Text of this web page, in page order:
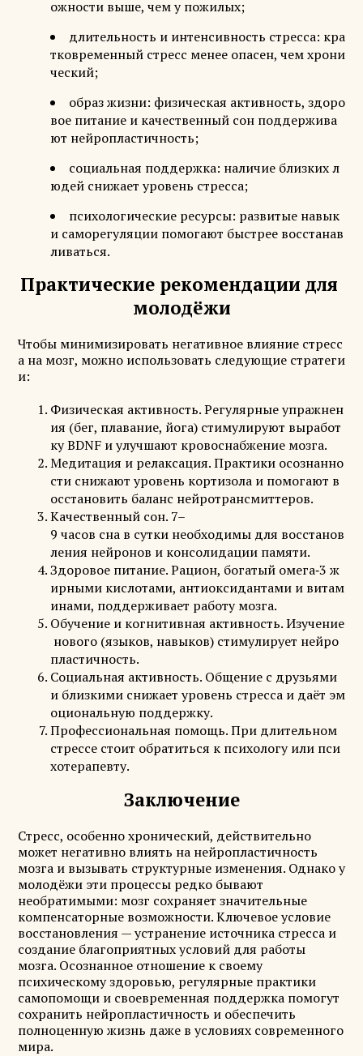
ожности выше, чем у пожилых;
длительность и интенсивность стресса: кра
тковременный стресс менее опасен, чем хрони
ческий;
образ жизни: физическая активность, здоро
вое питание и качественный сон поддержива
ют нейропластичность;
социальная поддержка: наличие близких л
юдей снижает уровень стресса;
психологические ресурсы: развитые навык
и саморегуляции помогают быстрее восстанав
ливаться.
Практические рекомендации для
молодёжи
Чтобы минимизировать негативное влияние стресс
а на мозг, можно использовать следующие стратеги
и:
Физическая активность. Регулярные упражнен
ия (бег, плавание, йога) стимулируют выработ
ку BDNF и улучшают кровоснабжение мозга.
Медитация и релаксация. Практики осознанно
сти снижают уровень кортизола и помогают в
осстановить баланс нейротрансмиттеров.
Качественный сон. 7–
9 часов сна в сутки необходимы для восстанов
ления нейронов и консолидации памяти.
Здоровое питание. Рацион, богатый омега‑3 ж
ирными кислотами, антиоксидантами и витам
инами, поддерживает работу мозга.
Обучение и когнитивная активность. Изучение
нового (языков, навыков) стимулирует нейро
пластичность.
Социальная активность. Общение с друзьями
и близкими снижает уровень стресса и даёт эм
оциональную поддержку.
Профессиональная помощь. При длительном
стрессе стоит обратиться к психологу или пси
хотерапевту.
Заключение
Стресс, особенно хронический, действительно
может негативно влиять на нейропластичность
мозга и вызывать структурные изменения. Однако у
молодёжи эти процессы редко бывают
необратимыми: мозг сохраняет значительные
компенсаторные возможности. Ключевое условие
восстановления — устранение источника стресса и
создание благоприятных условий для работы
мозга. Осознанное отношение к своему
психическому здоровью, регулярные практики
самопомощи и своевременная поддержка помогут
сохранить нейропластичность и обеспечить
полноценную жизнь даже в условиях современного
мира.